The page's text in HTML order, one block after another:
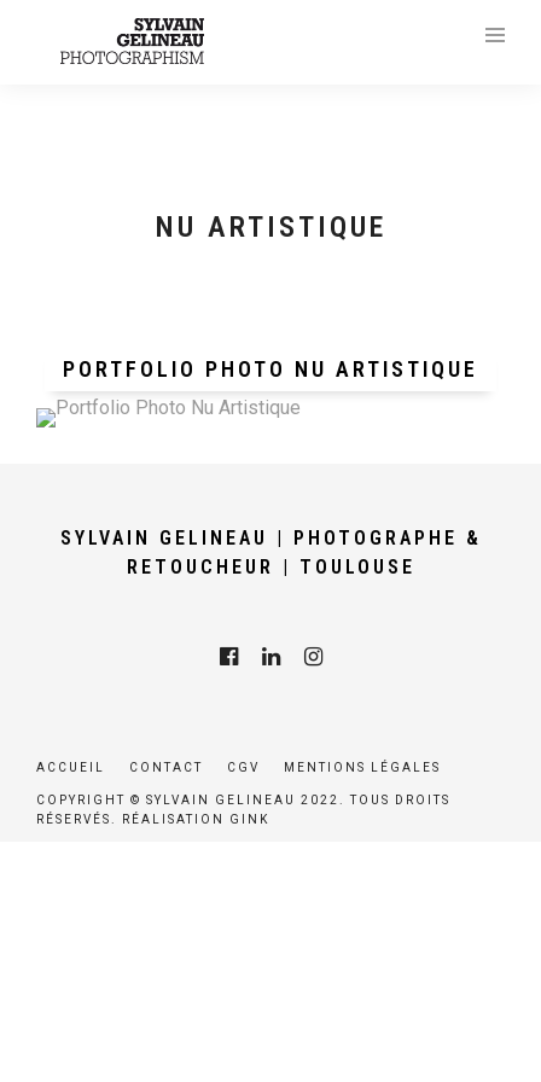
NU ARTISTIQUE
PORTFOLIO PHOTO NU ARTISTIQUE
SYLVAIN GELINEAU | PHOTOGRAPHE &
RETOUCHEUR | TOULOUSE
ACCUEIL CONTACT CGV MENTIONS LÉGALES
COPYRIGHT © SYLVAIN GELINEAU 2022. TOUS DROITS
RÉSERVÉS. RÉALISATION GINK